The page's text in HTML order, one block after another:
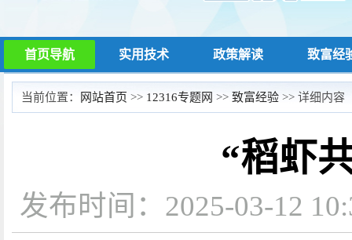
首页导航 实用技术 政策解读 致富经
当前位置： 网站首页 >> 12316专题网 >> 致富经验 >> 详细内容
“稻虾
发布时间：2025-03-12